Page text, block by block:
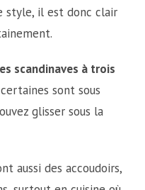
style, il est donc clair
scandinaves à trois
sont sous
glisser sous la
aussi des accoudoirs,